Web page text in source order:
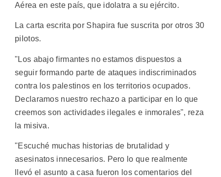
Aérea en este país, que idolatra a su ejército.
La carta escrita por Shapira fue suscrita por otros 30
pilotos.
"Los abajo firmantes no estamos dispuestos a
seguir formando parte de ataques indiscriminados
contra los palestinos en los territorios ocupados.
Declaramos nuestro rechazo a participar en lo que
creemos son actividades ilegales e inmorales", reza
la misiva.
"Escuché muchas historias de brutalidad y
asesinatos innecesarios. Pero lo que realmente
llevó el asunto a casa fueron los comentarios del